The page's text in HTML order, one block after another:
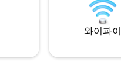
와이파이